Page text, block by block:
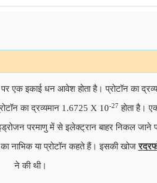
एक इकाई धन आवेश होता है। प्रोटॉन का
का द्रव्यमान 1.6725 X 10-27 होता है।
परमाणु में से इलेक्ट्रान बाहर निकल जाने
नाभिक या प्रोटॉन कहते हैं। इसकी खोजर
ने की थी।